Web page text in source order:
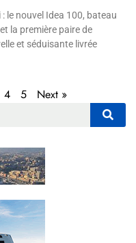
le nouvel Idea 100, bateau
la première paire de
et séduisante livrée
4 5 Next »